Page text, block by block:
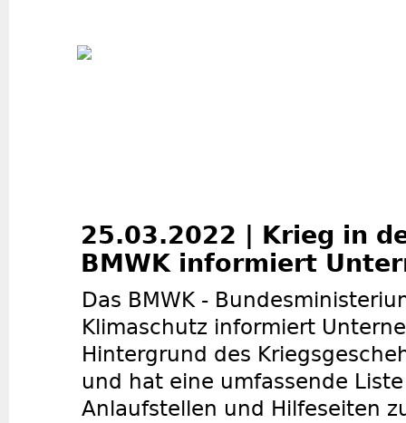
25.03.2022 | Krieg in
BMWK informiert
Das BMWK -
Klimaschutz informiert
Hintergrund des
und hat eine umfassende
Anlaufstellen und Hilfeseiten